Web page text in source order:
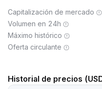
Capitalización de mercado
Volumen en 24h
Máximo histórico
Oferta circulante
Historial de precios